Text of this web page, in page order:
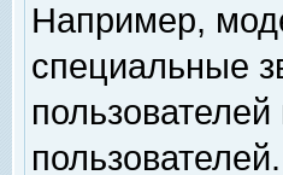
Например,
специальные